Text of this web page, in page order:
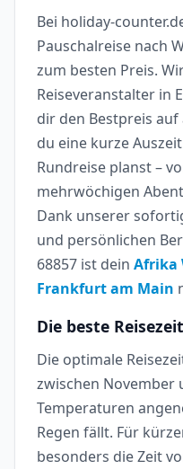
Bei holiday-
Pauschalreise nach
zum besten Preis.
Reiseveranstalter in
dir den Bestpreis auf
du eine kurze
Rundreise planst –
mehrwöchigen
Dank unserer
und persönlichen
68857 ist dein Afrika
Frankfurt am Main
Die beste
Die optimale
zwischen November
Temperaturen
Regen fällt. Für
besonders die Zeit